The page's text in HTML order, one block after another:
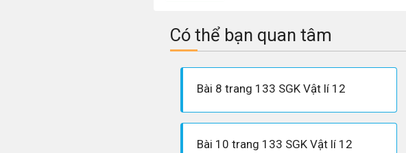
Có thể bạn quan tâm
Bài 8 trang 133 SGK Vật lí 12
Bài 10 trang 133 SGK Vật lí 12